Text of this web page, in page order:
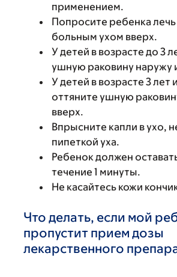
применением.
Попросите ребенка
больным ухом вверх.
У детей в возрасте до 3
ушную раковину наружу
У детей в возрасте 3 лет
оттяните ушную
вверх.
Впрысните капли в ухо,
пипеткой уха.
Ребенок должен
течение 1 минуты.
Не касайтесь кожи
Что делать, если мой
пропустит прием дозы
лекарственного